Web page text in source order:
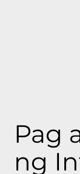
Pag
ng